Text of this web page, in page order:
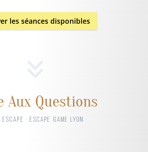
les séances disponibles
Aux Questions
ESCAPE · ESCAPE GAME LYON